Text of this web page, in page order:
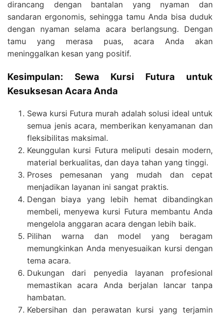
dirancang dengan bantalan yang nyaman dan
sandaran ergonomis, sehingga tamu Anda bisa duduk
dengan nyaman selama acara berlangsung. Dengan
tamu yang merasa puas, acara Anda akan
meninggalkan kesan yang positif.
Kesimpulan: Sewa Kursi Futura untuk
Kesuksesan Acara Anda
Sewa kursi Futura murah adalah solusi ideal untuk
semua jenis acara, memberikan kenyamanan dan
fleksibilitas maksimal.
Keunggulan kursi Futura meliputi desain modern,
material berkualitas, dan daya tahan yang tinggi.
Proses pemesanan yang mudah dan cepat
menjadikan layanan ini sangat praktis.
Dengan biaya yang lebih hemat dibandingkan
membeli, menyewa kursi Futura membantu Anda
mengelola anggaran acara dengan lebih baik.
Pilihan warna dan model yang beragam
memungkinkan Anda menyesuaikan kursi dengan
tema acara.
Dukungan dari penyedia layanan profesional
memastikan acara Anda berjalan lancar tanpa
hambatan.
Kebersihan dan perawatan kursi yang terjamin